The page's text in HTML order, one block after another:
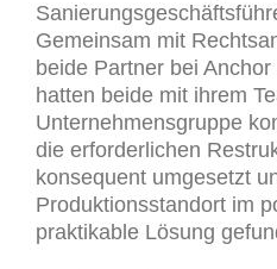
Gemeinsam mit
beide Partner bei
hatten beide mit ihrem
Unternehmensgruppe
die erforderlichen
konsequent umgesetzt
Produktionsstandort im
praktikable Lösung